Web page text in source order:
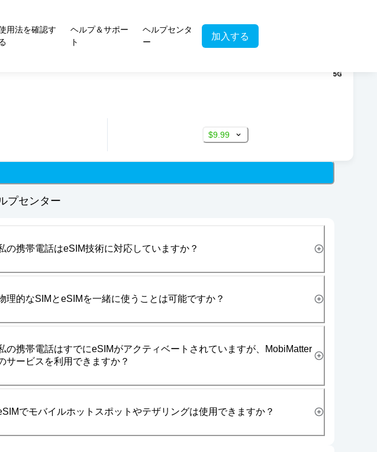
用法を確認す
ヘルプ＆サポー
ト
ヘルプセンタ
ー
加入する
$9.99
プセンター
の携帯電話はeSIM技術に対応していますか？
理的なSIMとeSIMを一緒に使うことは可能ですか？
の携帯電話はすでにeSIMがアクティベートされていますが、MobiMatter
サービスを利用できますか？
でモバイルホットスポットやテザリングは使用できますか？